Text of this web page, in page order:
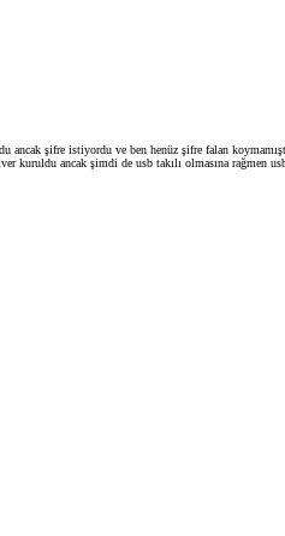
şifre istiyordu ve ben henüz şifre falan
ancak şimdi de usb takılı olmasına rağmen